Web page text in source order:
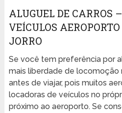
ALUGUEL DE CARROS
VEÍCULOS
JORRO
Se você tem preferência por
mais liberdade de locomoção
antes de viajar, pois muitos
locadoras de veículos no
próximo ao aeroporto. Se